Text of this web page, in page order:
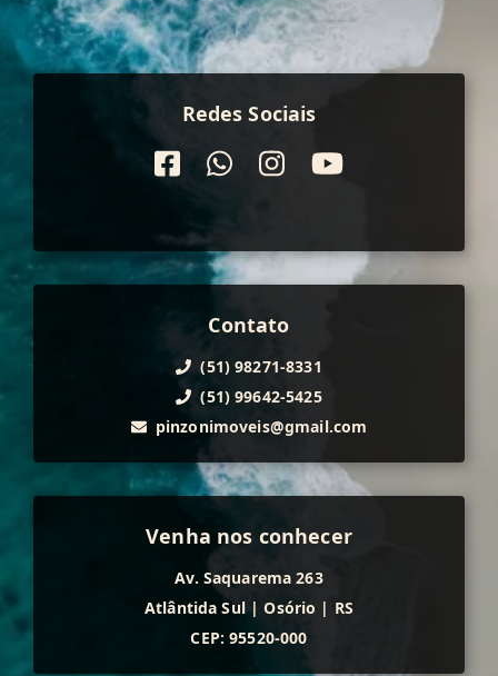
Redes Sociais
Contato
(51) 98271-8331
(51) 99642-5425
pinzonimoveis@gmail.com
Venha nos conhecer
Av. Saquarema 263
Atlântida Sul | Osório | RS
CEP: 95520-000